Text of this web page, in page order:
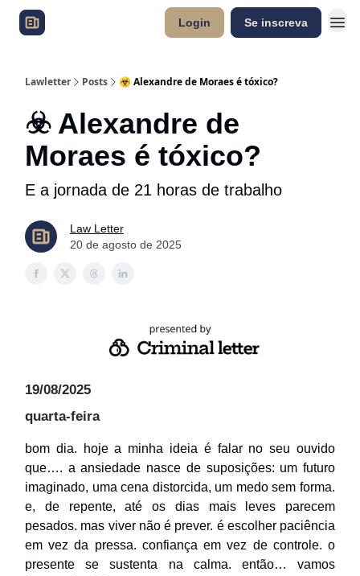
Login Se inscreva
Lawletter Posts ☣️ Alexandre de Moraes é tóxico?
☣️ Alexandre de
Moraes é tóxico?
E a jornada de 21 horas de trabalho
Law Letter
20 de agosto de 2025
19/08/2025
quarta-feira
bom dia. hoje a minha ideia é falar no seu ouvido
que…. a ansiedade nasce de suposições: um futuro
imaginado, uma cena distorcida, um medo sem forma.
e, de repente, até os dias mais leves parecem
pesados. mas viver não é prever. é escolher paciência
em vez da pressa. confiança em vez de controle. o
presente se sustenta na calma. então… vamos